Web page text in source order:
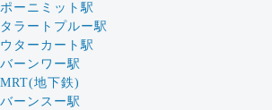
ポーニミット駅
タラートプルー駅
ウターカート駅
バーンワー駅
MRT(地下鉄)
バーンスー駅